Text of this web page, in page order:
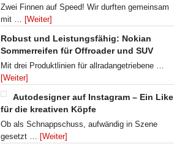
Zwei Finnen auf Speed! Wir durften gemeinsam
mit … [Weiter]
Robust und Leistungsfähig: Nokian
Sommerreifen für Offroader und SUV
Mit drei Produktlinien für allradangetriebene …
[Weiter]
Autodesigner auf Instagram – Ein Like
für die kreativen Köpfe
Ob als Schnappschuss, aufwändig in Szene
gesetzt … [Weiter]